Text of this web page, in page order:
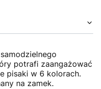
potrafi zaangażować
pisaki w 6 kolorach.
na zamek.